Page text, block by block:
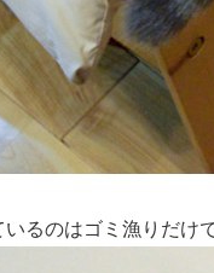
いるのはゴミ漁りだけ